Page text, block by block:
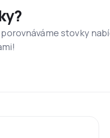
stovky